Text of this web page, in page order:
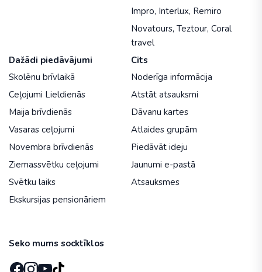
Impro, Interlux, Remiro
Novatours, Teztour, Coral
travel
Dažādi piedāvājumi
Skolēnu brīvlaikā
Ceļojumi Lieldienās
Maija brīvdienās
Vasaras ceļojumi
Novembra brīvdienās
Ziemassvētku ceļojumi
Svētku laiks
Ekskursijas pensionāriem
Cits
Noderīga informācija
Atstāt atsauksmi
Dāvanu kartes
Atlaides grupām
Piedāvāt ideju
Jaunumi e-pastā
Atsauksmes
Seko mums socktīklos